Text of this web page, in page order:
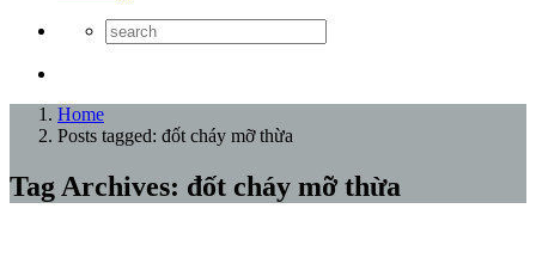
Home
Posts tagged: đốt cháy mỡ thừa
Tag Archives: đốt cháy mỡ thừa